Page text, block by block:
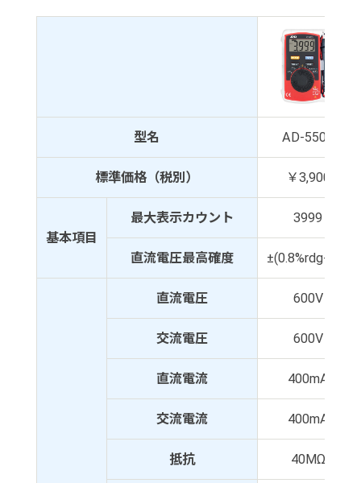
型名 AD-5503
標準価格（税別） ￥3,900
基本項目
最大表示カウント 3999
直流電圧最高確度 ±(0.8%rdg+2d)
直流電圧 600V
交流電圧 600V
直流電流 400mA
交流電流 400mA
抵抗 40MΩ